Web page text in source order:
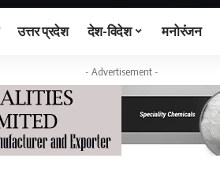
उत्तर प्रदेश देश-विदेश मनोरंजन
- Advertisement -